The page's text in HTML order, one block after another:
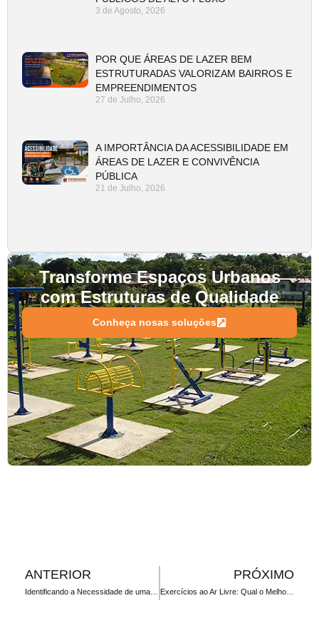
3 de Agosto, 2026
POR QUE ÁREAS DE LAZER BEM
ESTRUTURADAS VALORIZAM BAIRROS E
EMPREENDIMENTOS
27 de Julho, 2026
A IMPORTÂNCIA DA ACESSIBILIDADE EM
ÁREAS DE LAZER E CONVIVÊNCIA
PÚBLICA
21 de Julho, 2026
Transforme Espaços Urbanos
com Estruturas de Qualidade
Conheça nosas soluções
ANTERIOR PRÓXIMO